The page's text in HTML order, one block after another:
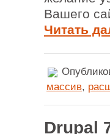
Вашего
Читать
массив,
Drupal